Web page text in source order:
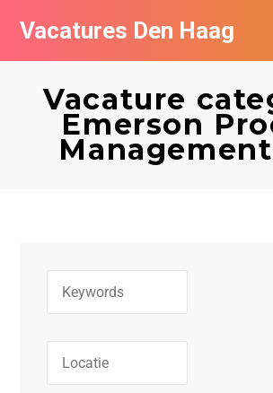
Vacatures Den Haag
Vacature
Emerson
Vacatures per bedrijf in Den Haag
Populair